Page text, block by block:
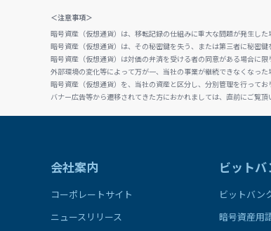
＜注意事項＞
暗号資産（仮想通貨）は、移転記録の仕組みに重大な問題が発生し
暗号資産（仮想通貨）は、その秘密鍵を失う、または第三者に秘密
暗号資産（仮想通貨）は対価の弁済を受ける者の同意がある場合に限
外部環境の変化等によって万が一、当社の事業が継続できなくなっ
暗号資産（仮想通貨）を、当社の資産と区分し、分別管理を行ってお
バナー広告等から遷移されてきた方におかれましては、直前にご覧
会社案内
コーポレートサイト
ニュースリリース
ビット
ビットバン
暗号資産用